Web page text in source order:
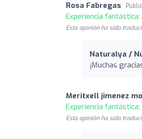
Rosa Fabregas
Experiencia fantástica:
Esta opinión ha sido
Naturalya /
¡Muchas
Meritxell jimenez
Experiencia fantástica:
Esta opinión ha sido